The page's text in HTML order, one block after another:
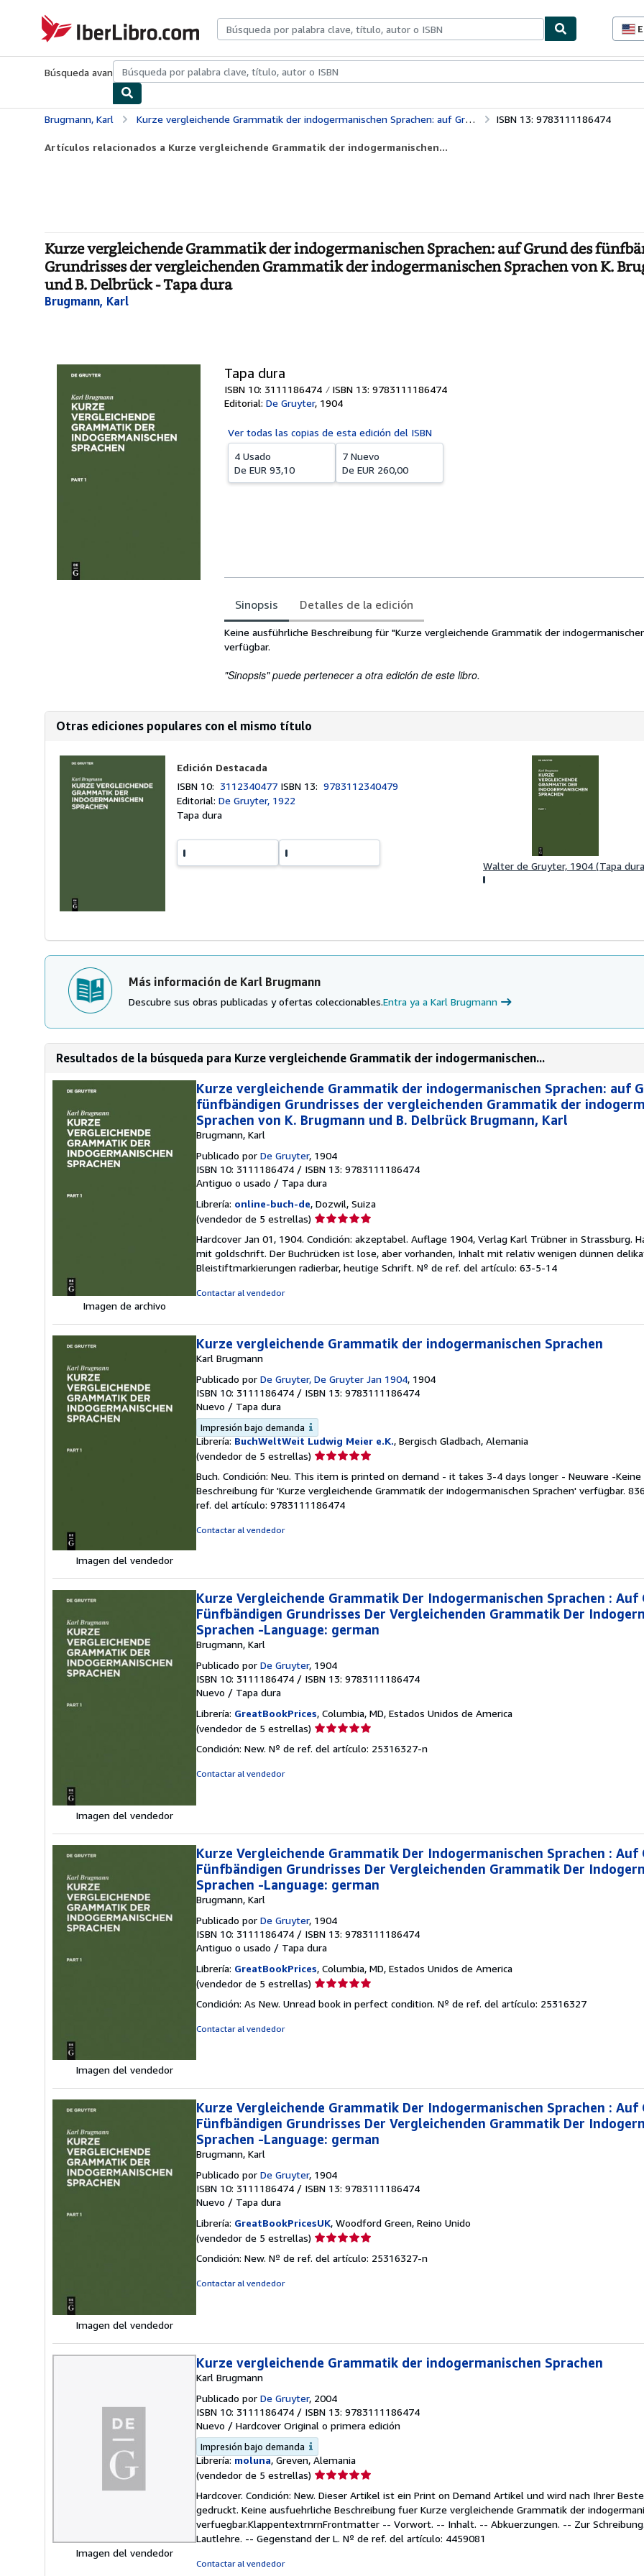
IberLibro.com
Búsqueda avanzadaColecciones Libros antiguosArte y coleccionismo
Brugmann, Karl Kurze vergleichende Grammatik der indogermanischen Sprachen: auf Grund des fünfbändigen Grundrisses der vergleichenden Grammatik der indogermanischen Sprachen von K. Brugmann und B. Delbrück ISBN 13: 9783111186474
Artículos relacionados a Kurze vergleichende Grammatik der indogermanischen...
Kurze vergleichende Grammatik der indogermanischen Sprachen: auf Grund des
Grundrisses der vergleichenden Grammatik der indogermanischen Sprachen von K.
und B. Delbrück - Tapa dura
Brugmann, Karl
Tapa dura
ISBN 10: 3111186474 ISBN 13: 9783111186474
Editorial: De Gruyter, 1904
Ver todas las copias de esta edición del ISBN
4 Usado
De EUR 93,10
7 Nuevo
De EUR 260,00
Sinopsis Detalles de la edición
Sinopsis
Keine ausführliche Beschreibung für "Kurze vergleichende Grammatik der
verfügbar.
"Sinopsis" puede pertenecer a otra edición de este libro.
Otras ediciones populares con el mismo título
Edición Destacada
ISBN 10: 3112340477 ISBN 13:9783112340479
Editorial:De Gruyter, 1922
Tapa dura
Walter de Gruyter, 1904 (Tapa
Más información de Karl Brugmann
Descubre sus obras publicadas y ofertas coleccionables.Entra ya a Karl Brugmann
Resultados de la búsqueda para Kurze vergleichende Grammatik der indogermanischen...
Imagen de archivo
Kurze vergleichende Grammatik der indogermanischen Sprachen: auf
fünfbändigen Grundrisses der vergleichenden Grammatik der
Sprachen von K. Brugmann und B. Delbrück Brugmann, Karl
Brugmann, Karl
Publicado por De Gruyter, 1904
ISBN 10: 3111186474 / ISBN 13: 9783111186474
Antiguo o usado / Tapa dura
Librería: online-buch-de, Dozwil, Suiza
(vendedor de 5 estrellas) Calificación
vendedor:
5
de
Hardcover Jan 01, 1904. Condición: akzeptabel. Auflage 1904, Verlag Karl Trübner in Strassburg.
mit goldschrift. Der Buchrücken ist lose, aber vorhanden, Inhalt mit relativ wenigen dünnen
Bleistiftmarkierungen radierbar, heutige Schrift. Nº de ref. del artículo: 63-5-14
Contactar al vendedor
Imagen del vendedor
Kurze vergleichende Grammatik der indogermanischen Sprachen
Karl Brugmann
Publicado por De Gruyter, De Gruyter Jan 1904, 1904
ISBN 10: 3111186474 / ISBN 13: 9783111186474
Nuevo / Tapa dura
Impresión bajo demanda
Librería: BuchWeltWeit Ludwig Meier e.K., Bergisch Gladbach, Alemania
(vendedor de 5 estrellas) Calificación
vendedor:
5
de
Buch. Condición: Neu. This item is printed on demand - it takes 3-4 days longer - Neuware -
Beschreibung für 'Kurze vergleichende Grammatik der indogermanischen Sprachen' verfügbar.
ref. del artículo: 9783111186474
Contactar al vendedor
Imagen del vendedor
Kurze Vergleichende Grammatik Der Indogermanischen Sprachen : Auf
Fünfbändigen Grundrisses Der Vergleichenden Grammatik Der
Sprachen -Language: german
Brugmann, Karl
Publicado por De Gruyter, 1904
ISBN 10: 3111186474 / ISBN 13: 9783111186474
Nuevo / Tapa dura
Librería: GreatBookPrices, Columbia, MD, Estados Unidos de America
(vendedor de 5 estrellas) Calificación
vendedor:
Condición: New. Nº de ref. del artículo: 25316327-n
Contactar al vendedor
Imagen del vendedor
Kurze Vergleichende Grammatik Der Indogermanischen Sprachen : Auf
Fünfbändigen Grundrisses Der Vergleichenden Grammatik Der
Sprachen -Language: german
Brugmann, Karl
Publicado por De Gruyter, 1904
ISBN 10: 3111186474 / ISBN 13: 9783111186474
Antiguo o usado / Tapa dura
Librería: GreatBookPrices, Columbia, MD, Estados Unidos de America
(vendedor de 5 estrellas) Calificación
vendedor:
Condición: As New. Unread book in perfect condition. Nº de ref. del artículo: 25316327
Contactar al vendedor
Imagen del vendedor
Kurze Vergleichende Grammatik Der Indogermanischen Sprachen : Auf
Fünfbändigen Grundrisses Der Vergleichenden Grammatik Der
Sprachen -Language: german
Brugmann, Karl
Publicado por De Gruyter, 1904
ISBN 10: 3111186474 / ISBN 13: 9783111186474
Nuevo / Tapa dura
Librería: GreatBookPricesUK, Woodford Green, Reino Unido
(vendedor de 5 estrellas) Calificación
vendedor:
Condición: New. Nº de ref. del artículo: 25316327-n
Contactar al vendedor
Imagen del vendedor
Kurze vergleichende Grammatik der indogermanischen Sprachen
Karl Brugmann
Publicado por De Gruyter, 2004
ISBN 10: 3111186474 / ISBN 13: 9783111186474
Nuevo / Hardcover Original o primera edición
Impresión bajo demanda
Librería: moluna, Greven, Alemania
(vendedor de 5 estrellas) Calificación
vendedor:
5
de
5
Hardcover. Condición: New. Dieser Artikel ist ein Print on Demand Artikel und wird nach Ihrer
gedruckt. Keine ausfuehrliche Beschreibung fuer Kurze vergleichende Grammatik der
verfuegbar.KlappentextrnrnFrontmatter -- Vorwort. -- Inhalt. -- Abkuerzungen. -- Zur
Lautlehre. -- Gegenstand der L. Nº de ref. del artículo: 4459081
Contactar al vendedor